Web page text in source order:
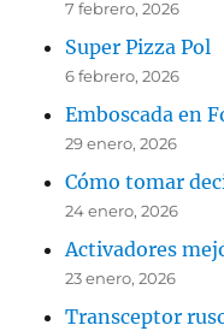
7 febrero, 2026
Super Pizza Pol
6 febrero, 2026
Emboscada en
29 enero, 2026
Cómo tomar
24 enero, 2026
Activadores
23 enero, 2026
Transceptor